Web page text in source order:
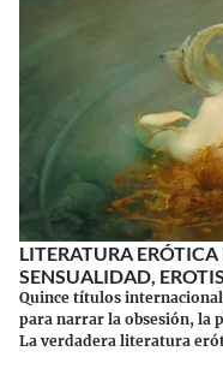
LITERATURA
SENSUALIDAD,
Quince títulos
para narrar la obsesión, la
La verdadera literatura